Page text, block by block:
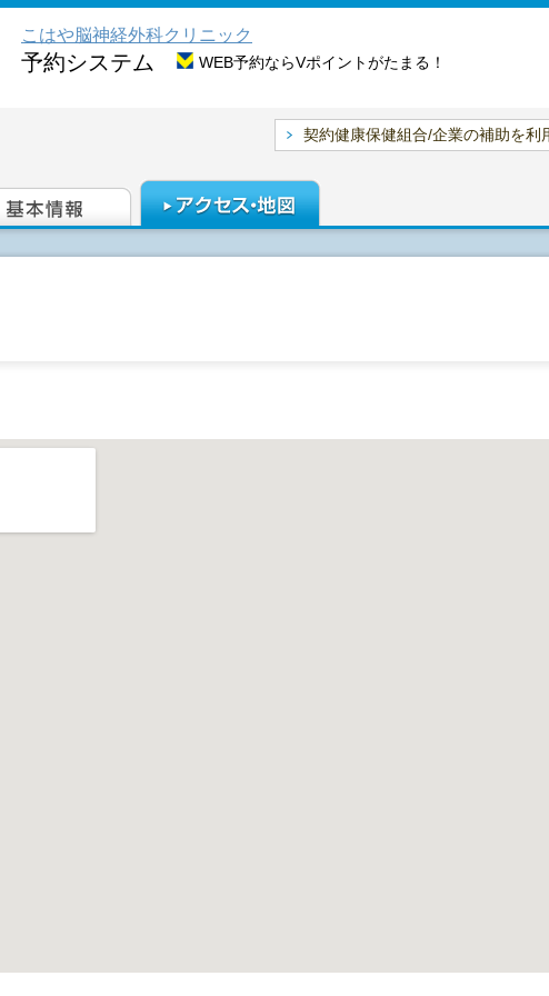
こはや脳神経外科クリニック
予約システム WEB予約ならVポイントがたまる！
契約健康保健組合/企業の補助を利